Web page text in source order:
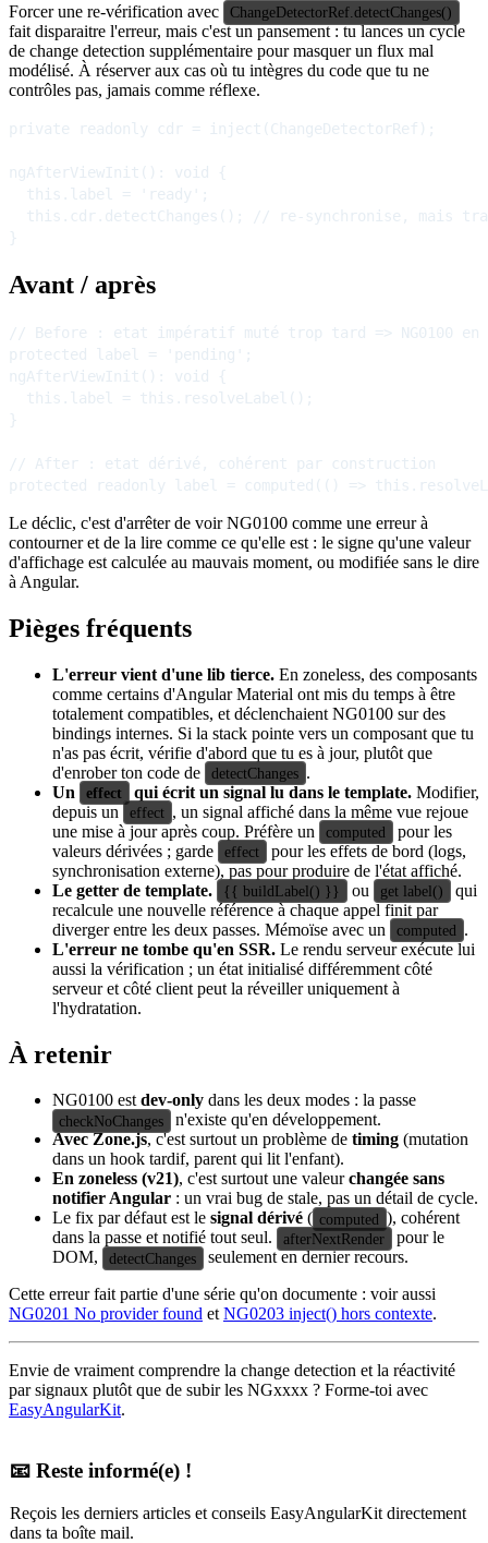
Forcer une re-vérification avec ChangeDetectorRef.detectChanges()
fait disparaitre l'erreur, mais c'est un pansement : tu lances un cycle
de change detection supplémentaire pour masquer un flux mal
modélisé. À réserver aux cas où tu intègres du code que tu ne
contrôles pas, jamais comme réflexe.
private readonly cdr = inject(ChangeDetectorRef);
ngAfterViewInit(): void {
  this.label = 'ready';
this.cdr.detectChanges(); // re-synchronise, mais
Avant / après
// Before : etat impératif muté trop tard => NG0100
protected label = 'pending';
ngAfterViewInit(): void {
  this.label = this.resolveLabel();
}
// After : etat dérivé, cohérent par construction
Le déclic, c'est d'arrêter de voir NG0100 comme une erreur à
contourner et de la lire comme ce qu'elle est : le signe qu'une valeur
d'affichage est calculée au mauvais moment, ou modifiée sans le dire
à Angular.
Pièges fréquents
L'erreur vient d'une lib tierce. En zoneless, des composants
comme certains d'Angular Material ont mis du temps à être
totalement compatibles, et déclenchaient NG0100 sur des
bindings internes. Si la stack pointe vers un composant que tu
n'as pas écrit, vérifie d'abord que tu es à jour, plutôt que
d'enrober ton code de
detectChanges .
Un
effect qui écrit un signal lu dans le template.Modifier,
depuis un
effect , un signal affiché dans la même vue rejoue
une mise à jour après coup. Préfère un
computed
pour les
valeurs dérivées ; garde
effect
pour les effets de bord (logs,
synchronisation externe), pas pour produire de l'état affiché.
Le getter de template.
{{ buildLabel() }} ou get label()
qui
recalcule une nouvelle référence à chaque appel finit par
diverger entre les deux passes. Mémoïse avec un
computed .
L'erreur ne tombe qu'en SSR. Le rendu serveur exécute lui
aussi la vérification ; un état initialisé différemment côté
serveur et côté client peut la réveiller uniquement à
l'hydratation.
À retenir
NG0100 estdev-only dans les deux modes : la passe
checkNoChanges
n'existe qu'en développement.
Avec Zone.js, c'est surtout un problème de timing (mutation
dans un hook tardif, parent qui lit l'enfant).
En zoneless (v21), c'est surtout une valeurchangée sans
notifier Angular : un vrai bug de stale, pas un détail de cycle.
Le fix par défaut est le signal dérivé ( computed ), cohérent
dans la passe et notifié tout seul.
afterNextRender
pour le
DOM,
detectChanges
seulement en dernier recours.
Cette erreur fait partie d'une série qu'on documente : voir aussi
NG0201 No provider found etNG0203 inject() hors contexte.
Envie de vraiment comprendre la change detection et la réactivité
par signaux plutôt que de subir les NGxxxx ? Forme-toi avec
EasyAngularKit.
📧 Reste informé(e) !
Reçois les derniers articles et conseils EasyAngularKit directement
dans ta boîte mail.